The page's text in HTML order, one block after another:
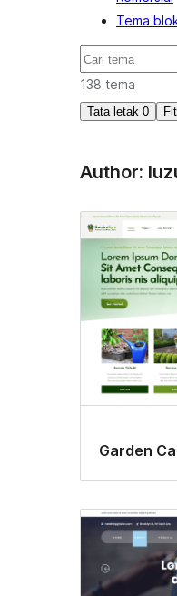
Tema
Cari
138 tema
Tata letak 0
Author:
Garden